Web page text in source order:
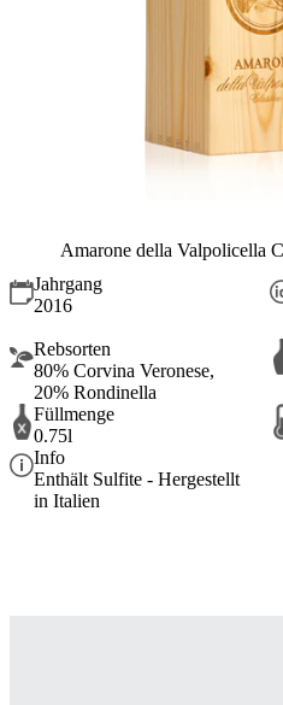
Amarone della Valpolicella
Jahrgang
2016
Rebsorten
80% Corvina Veronese,
20% Rondinella
Füllmenge
0.75l
Info
Enthält Sulfite - Hergestellt
in Italien